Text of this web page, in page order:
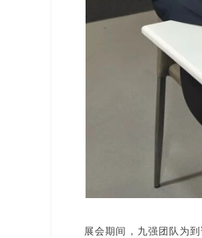
展会期间，九强团队为